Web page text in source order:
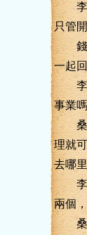
李毅
只管
錢多
一起
李毅
事業
桑榆
理就
去哪
李毅
兩個
桑榆